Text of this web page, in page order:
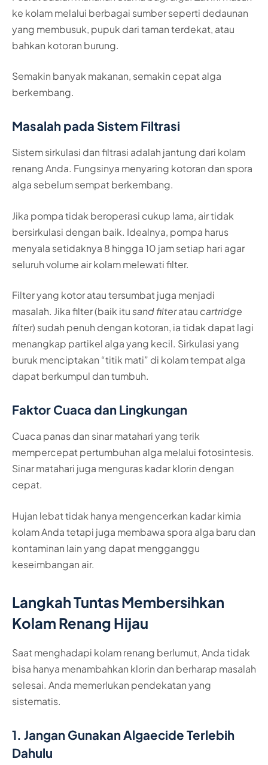
ke kolam melalui berbagai sumber seperti dedaunan
yang membusuk, pupuk dari taman terdekat, atau
bahkan kotoran burung.
Semakin banyak makanan, semakin cepat alga
berkembang.
Masalah pada Sistem Filtrasi
Sistem sirkulasi dan filtrasi adalah jantung dari kolam
renang Anda. Fungsinya menyaring kotoran dan spora
alga sebelum sempat berkembang.
Jika pompa tidak beroperasi cukup lama, air tidak
bersirkulasi dengan baik. Idealnya, pompa harus
menyala setidaknya 8 hingga 10 jam setiap hari agar
seluruh volume air kolam melewati filter.
Filter yang kotor atau tersumbat juga menjadi
masalah. Jika filter (baik itusand filteratau cartridge
filter) sudah penuh dengan kotoran, ia tidak dapat lagi
menangkap partikel alga yang kecil. Sirkulasi yang
buruk menciptakan “titik mati” di kolam tempat alga
dapat berkumpul dan tumbuh.
Faktor Cuaca dan Lingkungan
Cuaca panas dan sinar matahari yang terik
mempercepat pertumbuhan alga melalui fotosintesis.
Sinar matahari juga menguras kadar klorin dengan
cepat.
Hujan lebat tidak hanya mengencerkan kadar kimia
kolam Anda tetapi juga membawa spora alga baru dan
kontaminan lain yang dapat mengganggu
keseimbangan air.
Langkah Tuntas Membersihkan
Kolam Renang Hijau
Saat menghadapi kolam renang berlumut, Anda tidak
bisa hanya menambahkan klorin dan berharap masalah
selesai. Anda memerlukan pendekatan yang
sistematis.
1. Jangan Gunakan Algaecide Terlebih
Dahulu